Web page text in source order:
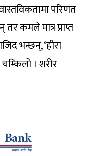
परिणत
कमले मात्र प्राप्त
भन्छन्, ‘हीरा
। शरीर